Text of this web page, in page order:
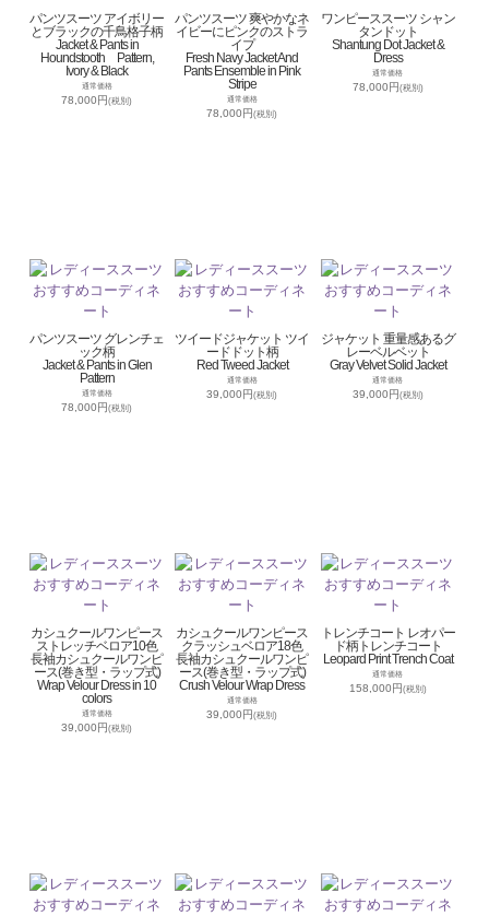
パンツスーツ アイボリー
とブラックの千鳥格子柄
Jacket & Pants in
Houndstooth Pattern,
Ivory & Black
通常価格
78,000円(税別)
パンツスーツ 爽やかなネ
イビーにピンクのストラ
イプ
Fresh Navy Jacket And
Pants Ensemble in Pink
Stripe
通常価格
78,000円(税別)
ワンピーススーツ シャン
タンドット
Shantung Dot Jacket &
Dress
通常価格
78,000円(税別)
パンツスーツ グレンチェ
ック柄
Jacket & Pants in Glen
Pattern
通常価格
78,000円(税別)
ツイードジャケット ツイ
ードドット柄
Red Tweed Jacket
通常価格
39,000円(税別)
ジャケット 重量感あるグ
レーベルベット
Gray Velvet Solid Jacket
通常価格
39,000円(税別)
カシュクールワンピース
ストレッチベロア10色
長袖カシュクールワンピ
ース(巻き型・ラップ式)
Wrap Velour Dress in 10
colors
通常価格
39,000円(税別)
カシュクールワンピース
クラッシュベロア18色
長袖カシュクールワンピ
ース(巻き型・ラップ式)
Crush Velour Wrap Dress
通常価格
39,000円(税別)
トレンチコート レオパー
ド柄トレンチコート
Leopard Print Trench Coat
通常価格
158,000円(税別)